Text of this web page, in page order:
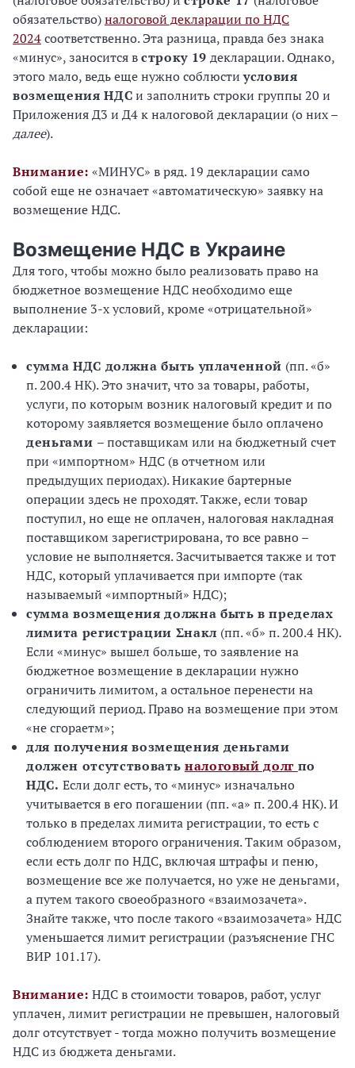
обязательство)налоговой декларации по НДС
2024соответственно. Эта разница, правда без знака
«минус», заносится встроку 19 декларации. Однако,
этого мало, ведь еще нужно соблюстиусловия
возмещения НДСи заполнить строки группы 20 и
Приложения Д3 и Д4 к налоговой декларации (о них –
далее).
Внимание: «МИНУС» в ряд. 19 декларации само
собой еще не означает «автоматическую» заявку на
возмещение НДС.
Возмещение НДС в Украине
Для того, чтобы можно было реализовать право на
бюджетное возмещение НДС необходимо еще
выполнение 3-х условий, кроме «отрицательной»
декларации:
сумма НДС должна быть уплаченной (пп. «б»
п. 200.4 НК). Это значит, что за товары, работы,
услуги, по которым возник налоговый кредит и по
которому заявляется возмещение было оплачено
деньгами – поставщикам или на бюджетный счет
при «импортном» НДС (в отчетном или
предыдущих периодах). Никакие бартерные
операции здесь не проходят. Также, если товар
поступил, но еще не оплачен, налоговая накладная
поставщиком зарегистрирована, то все равно –
условие не выполняется. Засчитывается также и тот
НДС, который уплачивается при импорте (так
называемый «импортный» НДС);
сумма возмещения должна быть в пределах
лимита регистрации Σнакл (пп. «б» п. 200.4 НК).
Если «минус» вышел больше, то заявление на
бюджетное возмещение в декларации нужно
ограничить лимитом, а остальное перенести на
следующий период. Право на возмещение при этом
«не сгораетм»;
для получения возмещения деньгами
должен отсутствовать налоговый долг по
НДС. Если долг есть, то «минус» изначально
учитывается в его погашении (пп. «а» п. 200.4 НК). И
только в пределах лимита регистрации, то есть с
соблюдением второго ограничения. Таким образом,
если есть долг по НДС, включая штрафы и пеню,
возмещение все же получается, но уже не деньгами,
а путем такого своеобразного «взаимозачета».
Знайте также, что после такого «взаимозачета» НДС
уменьшается лимит регистрации (разъяснение ГНС
ВИР 101.17).
Внимание: НДС в стоимости товаров, работ, услуг
уплачен, лимит регистрации не превышен, налоговый
долг отсутствует - тогда можно получить возмещение
НДС из бюджета деньгами.